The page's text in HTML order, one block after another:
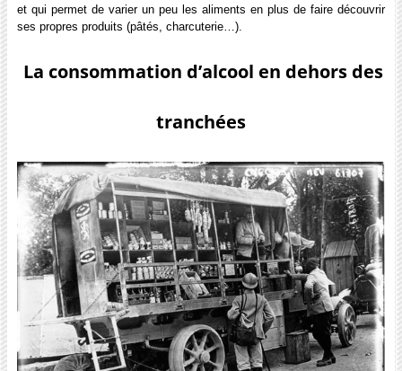
et qui permet de varier un peu les aliments en plus de faire découvrir
ses propres produits (pâtés, charcuterie…).
La consommation d’alcool en dehors des
tranchées